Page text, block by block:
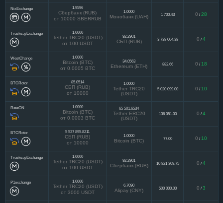
NixExchange 1.9596
Сбербанк (RUB)
от 10000 SBERRUB
1.0000
Монобанк (UAH) 1 700.43 0 / 28
TrustwayExchange 1.0000
Tether TRC20 (USDT)
от 100 USDT
92.2901
СБП (RUB) 3 738 004.38 0 / 4
WestChange 1.0000
Bitcoin (BTC)
от 0.0005 BTC
34.0563
Ethereum (ETH) 882.66 0 / 18
BTCRotor 85.0514
СБП (RUB)
от 10000
1.0000
Tether TRC20
(USDT)
5 020 099.00 0 / 10
RateON 1.0000
Bitcoin (BTC)
от 0.0003 BTC
65 501.6534
Tether ERC20
(USDT)
136 051.00 0 / 4
BTCRotor 5 537 895.8211
СБП (RUB)
от 10000
1.0000
Bitcoin (BTC) 77.00 0 / 10
TrustwayExchange 1.0000
Tether TRC20 (USDT)
от 100 USDT
92.2901
Сбербанк (RUB) 10 821 309.75 0 / 4
P1exchange 1.0000
Tether TRC20 (USDT)
от 3000 USDT
6.7090
Alipay (CNY) 500 000.00 0 / 3